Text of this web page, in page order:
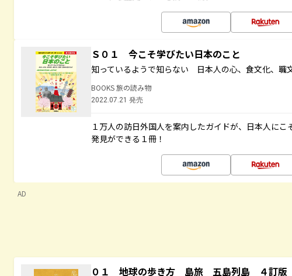
Ｓ０１ 今こそ学びたい日本のこと
知っているようで知らない 日本人の心、食文化、職
BOOKS 旅の読み物
2022.07.21 発売
１万人の訪日外国人を案内したガイドが、日本人に
発見ができる１冊！
AD
０１ 地球の歩き方 島旅 五島列島 ４訂版